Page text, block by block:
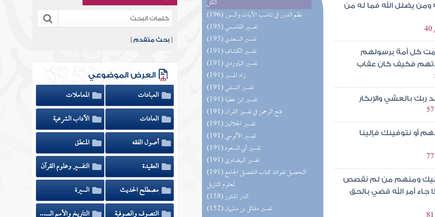
الكل
(196) نظم الدرر في تناسب الآيات والسور
(195) تفسير القاسمي
(193) تفسير السعدي
(191) تفسير الكشاف
(191) تفسير الماوردي
(191) زاد المسير
(191) تفسير النسفي
(191) تفسير ابن عطية
(191) فتح الرحمن في تفسير القرآن
(191) تفسير الجلالين
(191) تفسير الألوسي
(191) تفسير أبي السعود
(191) تفسير البيضاوي
(191) التحصيل لفوائد كتاب التفصيل الجامع
لعلوم التنزيل
(158) الدر المنثور
(152) تفسير مقاتل بن سليمان
ومن يضلل الله فما له من
كل أمة برسولهم
فكيف كان عقاب
بالعشي والإبكار
أو نتوفينك فإلينا
ومنهم من لم نقصص
جاء أمر الله قضي بالحق
[بحث متقدم ]
العرض الموضوعي
العبادات
المعاملات
العادات
الآداب الشرعية
أصول الفقه
المنطق
العقيدة
التفسير وعلوم القرآن
مصطلح الحديث
السيرة
التصوف والصوفية
التاريخ والأمم السابقة